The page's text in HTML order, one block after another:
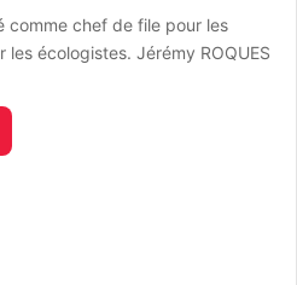
comme chef de file pour les
les écologistes. Jérémy ROQUES